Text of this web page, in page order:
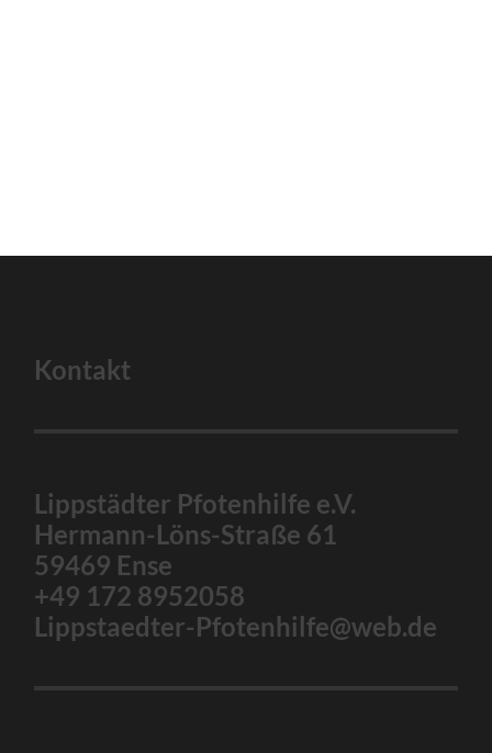
Kontakt
Lippstädter Pfotenhilfe e.V.
Hermann-Löns-Straße 61
59469 Ense
+49 172 8952058
Lippstaedter-Pfotenhilfe@web.de